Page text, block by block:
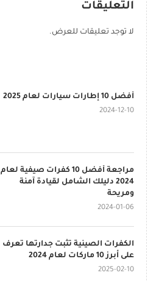
التعليقات
لا توجد تعليقات للعرض.
أفضل 10 إطارات سيارات لعام 2025
2024-12-10
مراجعة أفضل 10 كفرات صيفية لعام
2024 دليلك الشامل لقيادة آمنة
ومريحة
2024-01-06
الكفرات الصينية تثبت جدارتها تعرف
على أبرز 10 ماركات لعام 2024
2025-02-10